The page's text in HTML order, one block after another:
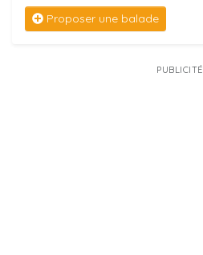
Proposer une balade
PUBLICITÉ